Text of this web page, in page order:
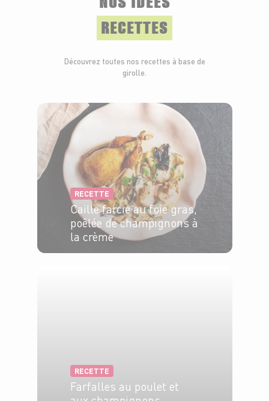
RECETTES
Découvrez toutes nos recettes à base de
girolle.
RECETTE
Caille farcie au foie gras,
poêlée de champignons à
la crème
RECETTE
Farfalles au poulet et